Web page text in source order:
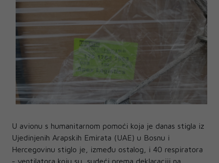
U avionu s humanitarnom pomoći koja je danas stigla iz
Ujedinjenih Arapskih Emirata (UAE) u Bosnu i
Hercegovinu stiglo je, između ostalog, i 40 respiratora
- ventilatora koju su, sudeći prema deklaraciji na